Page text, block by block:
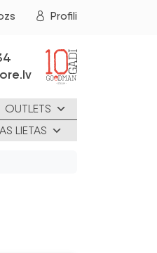
Profili
OUTLETS
LIETAS